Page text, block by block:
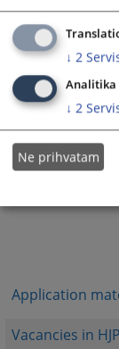
Application
Vacancies in
keyboard
shortcuts
changing
dates.
↓ 2
Analitika
↓ 2
Ne prihvatam